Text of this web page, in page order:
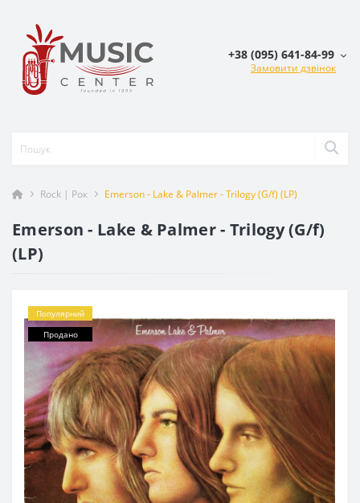
+38 (095) 641-84-99
Замовити дзвінок
Rock | Рок Emerson - Lake & Palmer - Trilogy (G/f) (LP)
Emerson - Lake & Palmer - Trilogy (G/f)
(LP)
Популярний
Продано